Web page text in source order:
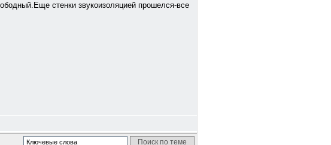
стенки звукоизоляцией прошелся-все